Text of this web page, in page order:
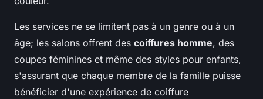
Les services ne se limitent pas à un genre ou à un
âge; les salons offrent des coiffures homme, des
coupes féminines et même des styles pour enfants,
s'assurant que chaque membre de la famille puisse
bénéficier d'une expérience de coiffure